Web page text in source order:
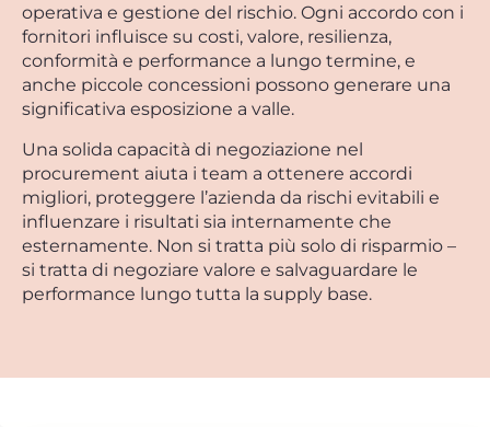
operativa e gestione del rischio. Ogni accordo con i
fornitori influisce su costi, valore, resilienza,
conformità e performance a lungo termine, e
anche piccole concessioni possono generare una
significativa esposizione a valle.
Una solida capacità di negoziazione nel
procurement aiuta i team a ottenere accordi
migliori, proteggere l’azienda da rischi evitabili e
influenzare i risultati sia internamente che
esternamente. Non si tratta più solo di risparmio –
si tratta di negoziare valore e salvaguardare le
performance lungo tutta la supply base.